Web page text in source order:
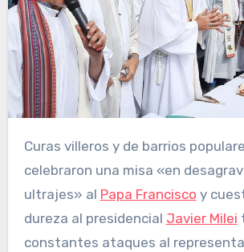
Curas villeros y de barrios populares del país
celebraron una misa «en
ultrajes» al Papa Francisco y
dureza al presidencial Javier Milei
constantes ataques al